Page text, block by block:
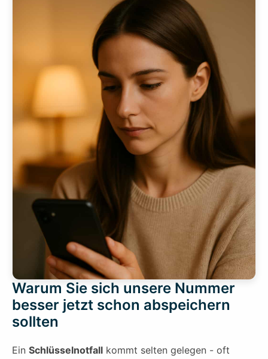
Warum Sie sich unsere Nummer
besser jetzt schon abspeichern
sollten
Ein Schlüsselnotfall kommt selten gelegen - oft